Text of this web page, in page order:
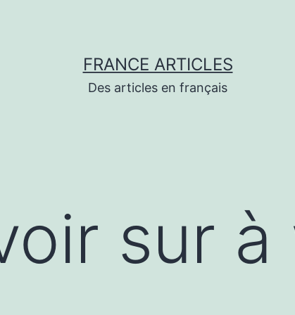
FRANCE ARTICLES
Des articles en français
sur